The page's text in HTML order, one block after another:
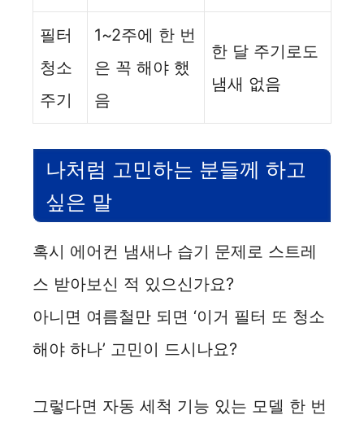
필터
청소
주기
1~2주에 한 번
은 꼭 해야 했
음
한 달 주기로도
냄새 없음
나처럼 고민하는 분들께 하고
싶은 말
혹시 에어컨 냄새나 습기 문제로 스트레
스 받아보신 적 있으신가요?
아니면 여름철만 되면 ‘이거 필터 또 청소
해야 하나’ 고민이 드시나요?
그렇다면 자동 세척 기능 있는 모델 한 번